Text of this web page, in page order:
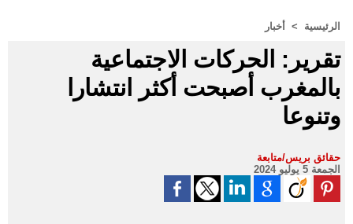
الرئيسية > أخبار
تقرير: الحركات الاجتماعية
بالمغرب أصبحت أكثر انتشارا
وتنوعا
حقائق بريس/متابعة
الجمعة 5 يوليو 2024